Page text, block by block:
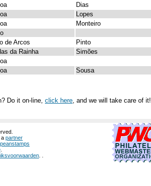
Dias
Lopes
Monteiro
de Arcos
Pinto
da Rainha
Simões
Sousa
Do it on-line, click here , and we will take care of it!
a partner
.